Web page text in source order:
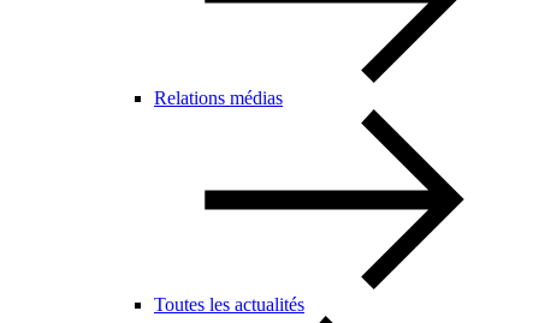
Relations médias
Toutes les actualités